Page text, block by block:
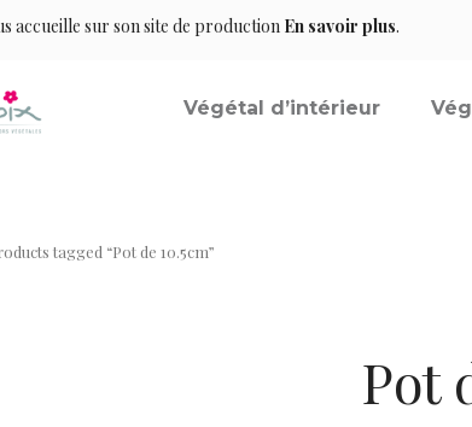
accueille sur son site de production En savoir plus.
Végétal d’intérieur
tagged “Pot de 10.5cm”
Pot